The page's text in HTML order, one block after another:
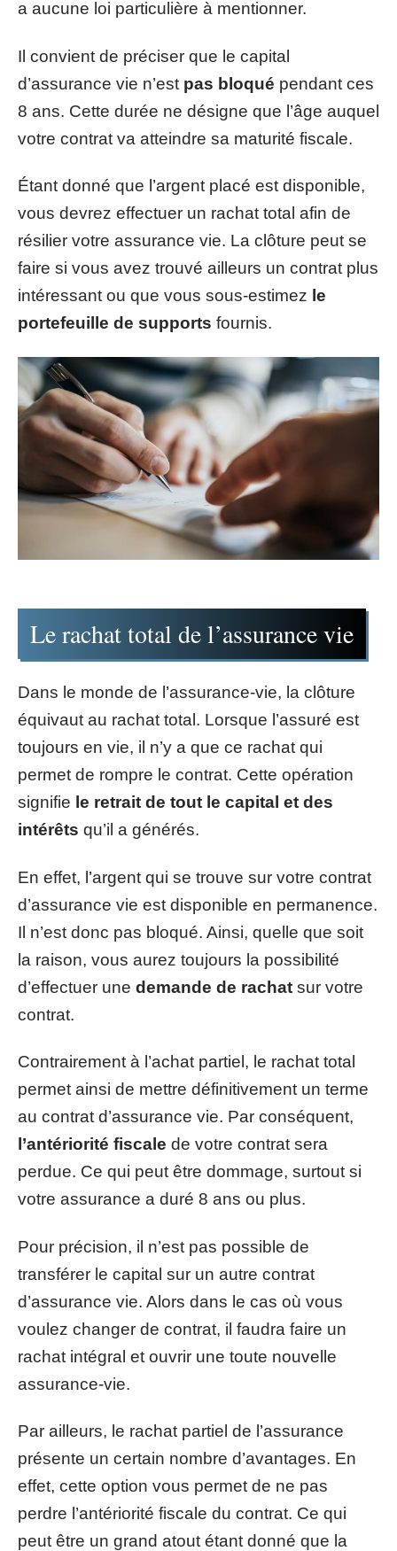
a aucune loi particulière à mentionner.
Il convient de préciser que le capital
d’assurance vie n’est pas bloqué pendant ces
8 ans. Cette durée ne désigne que l’âge auquel
votre contrat va atteindre sa maturité fiscale.
Étant donné que l’argent placé est disponible,
vous devrez effectuer un rachat total afin de
résilier votre assurance vie. La clôture peut se
faire si vous avez trouvé ailleurs un contrat plus
intéressant ou que vous sous-estimez le
portefeuille de supports fournis.
Le rachat total de l’assurance vie
Dans le monde de l’assurance-vie, la clôture
équivaut au rachat total. Lorsque l’assuré est
toujours en vie, il n’y a que ce rachat qui
permet de rompre le contrat. Cette opération
signifie le retrait de tout le capital et des
intérêts qu’il a générés.
En effet, l’argent qui se trouve sur votre contrat
d’assurance vie est disponible en permanence.
Il n’est donc pas bloqué. Ainsi, quelle que soit
la raison, vous aurez toujours la possibilité
d’effectuer une demande de rachat sur votre
contrat.
Contrairement à l’achat partiel, le rachat total
permet ainsi de mettre définitivement un terme
au contrat d’assurance vie. Par conséquent,
l’antériorité fiscale de votre contrat sera
perdue. Ce qui peut être dommage, surtout si
votre assurance a duré 8 ans ou plus.
Pour précision, il n’est pas possible de
transférer le capital sur un autre contrat
d’assurance vie. Alors dans le cas où vous
voulez changer de contrat, il faudra faire un
rachat intégral et ouvrir une toute nouvelle
assurance-vie.
Par ailleurs, le rachat partiel de l’assurance
présente un certain nombre d’avantages. En
effet, cette option vous permet de ne pas
perdre l’antériorité fiscale du contrat. Ce qui
peut être un grand atout étant donné que la